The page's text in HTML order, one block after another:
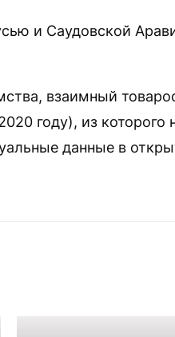
и Саудовской
взаимный
году), из которого
данные в